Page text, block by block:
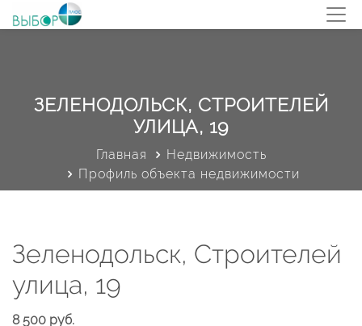
ЗЕЛЕНОДОЛЬСК, СТРОИТЕЛЕЙ
УЛИЦА, 19
Главная
Недвижимость
Профиль объекта недвижимости
Зеленодольск, Строителей
улица, 19
8 500 руб.